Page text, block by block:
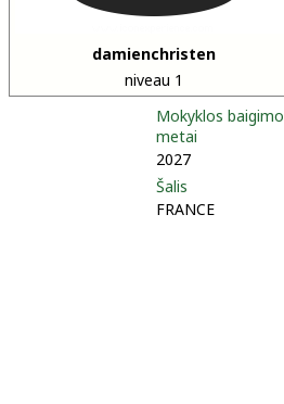
damienchristen
niveau 1
Mokyklos baigimo
metai
2027
Šalis
FRANCE